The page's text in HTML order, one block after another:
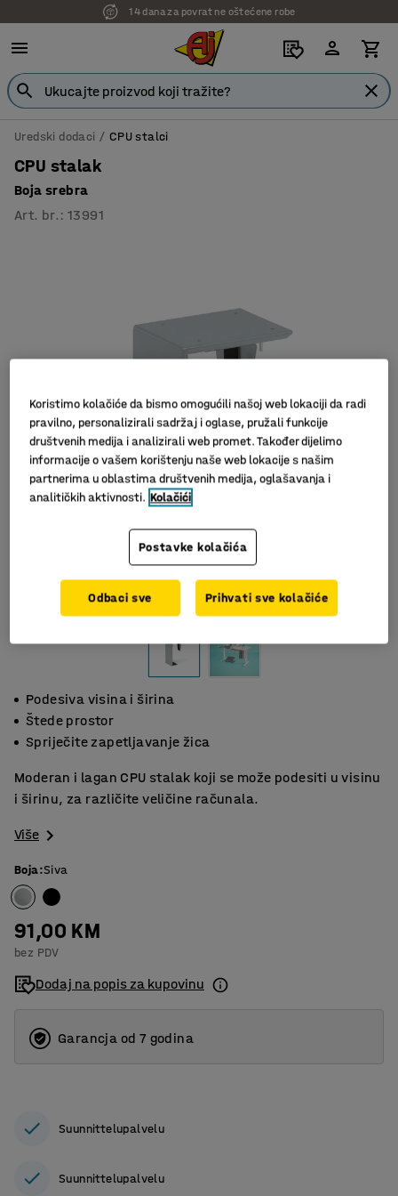
14 dana za povrat ne oštećene robe
Uredski dodaci CPU stalci
CPU stalak
Boja srebra
Art. br. :13991
Slični proizvodi
Podesiva visina i širina
Štede prostor
Spriječite zapetljavanje žica
Moderan i lagan CPU stalak koji se može podesiti u visinu
i širinu, za različite veličine računala.
Više
Boja:Siva
91,00 KM
bez PDV
Dodaj na popis za kupovinu
Garancja od 7 godina
Suunnittelupalvelu
Suunnittelupalvelu
Koristimo kolačiće da bismo omogućili našoj web lokaciji da radi
pravilno, personalizirali sadržaj i oglase, pružali funkcije
društvenih medija i analizirali web promet. Također dijelimo
informacije o vašem korištenju naše web lokacije s našim
partnerima u oblastima društvenih medija, oglašavanja i
analitičkih aktivnosti. Kolačići
Postavke kolačića
Odbaci sve Prihvati sve kolačiće